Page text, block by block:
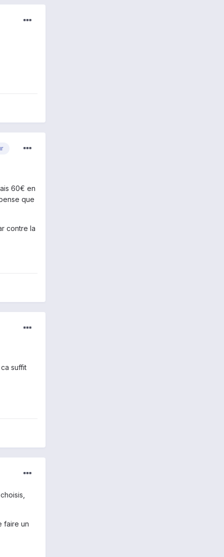
60€ en
que
contre la
suffit
faire un